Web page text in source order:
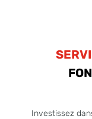
Investissez